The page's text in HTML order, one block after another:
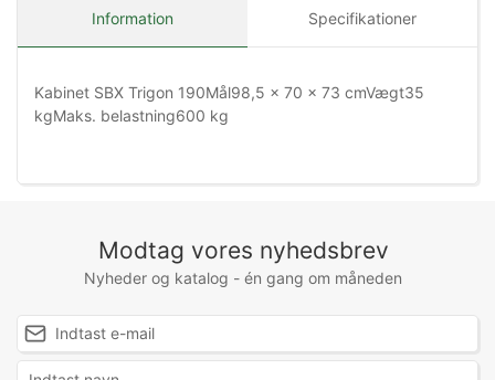
Information Specifikationer
Kabinet SBX Trigon 190Mål98,5 x 70 x 73 cmVægt35
kgMaks. belastning600 kg
Modtag vores nyhedsbrev
Nyheder og katalog - én gang om måneden